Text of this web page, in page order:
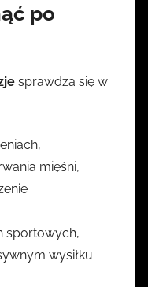
po
sprawdza się w
mięśni,
sportowych,
wysiłku.